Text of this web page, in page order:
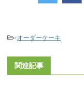
-オーダーケーキ
関連記事